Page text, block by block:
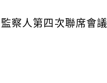
察人第四次聯席會議